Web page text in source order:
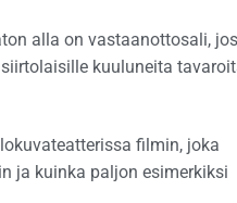
alla on vastaanottosali,
kuuluneita
filmin, joka
ja kuinka paljon esimerkiksi